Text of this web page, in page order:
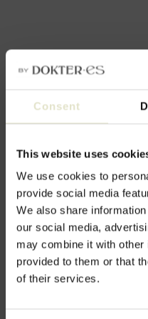
Consent
This website uses
We use cookies to
provide social media
We also share
our social media,
may combine it with other
provided to them or that
of their services.
Totaalconcept
de kracht